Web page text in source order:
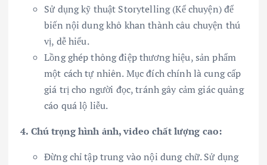
Sử dụng kỹ thuật Storytelling (Kể chuyện) để
biến nội dung khô khan thành câu chuyện thú
vị, dễ hiểu.
Lồng ghép thông điệp thương hiệu, sản phẩm
một cách tự nhiên. Mục đích chính là cung cấp
giá trị cho người đọc, tránh gây cảm giác quảng
cáo quá lộ liễu.
4. Chú trọng hình ảnh, video chất lượng cao:
Đừng chỉ tập trung vào nội dung chữ. Sử dụng